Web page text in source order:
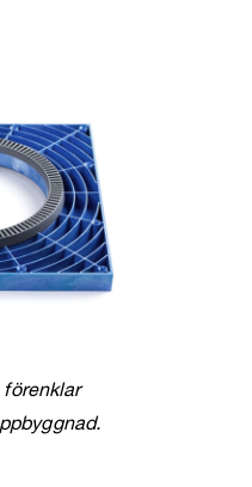
förenklar